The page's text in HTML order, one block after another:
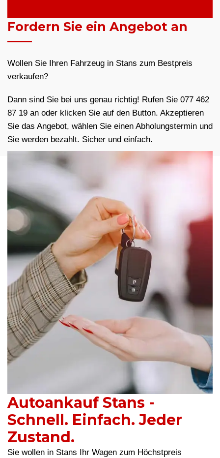
Fordern Sie ein Angebot an
Wollen Sie Ihren Fahrzeug in Stans zum Bestpreis
verkaufen?
Dann sind Sie bei uns genau richtig! Rufen Sie 077 462
87 19 an oder klicken Sie auf den Button. Akzeptieren
Sie das Angebot, wählen Sie einen Abholungstermin und
Sie werden bezahlt. Sicher und einfach.
Autoankauf Stans -
Schnell. Einfach. Jeder
Zustand.
Sie wollen in Stans Ihr Wagen zum Höchstpreis